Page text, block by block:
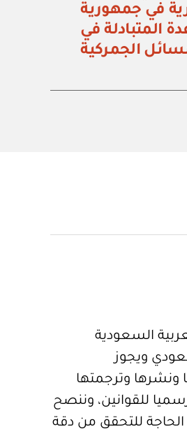
في جمهورية
المتبادلة في
الجمركية
السعودية
ويجوز
وترجمتها
للقوانين، وننصح
الحاجة للتحقق من دقة